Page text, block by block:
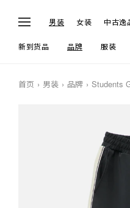
男装 女装 中古逸
新到货品 品牌 服装
首页 男装 品牌 Students